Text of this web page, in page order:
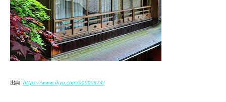
出典 :https://www.ikyu.com/00000874/